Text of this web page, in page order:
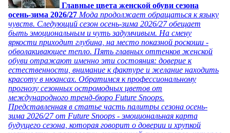
Главные цвета женской обуви сезона
осень-зима 2026/27 Мода продолжает обращаться к языку
чувств. Следующий сезон осень-зима 2026/27 обещает
быть эмоциональным и чуть задумчивым. На смену
яркости приходит глубина, на место показной роскоши -
обволакивающее тепло. Пять главных оттенков женской
обуви отражают именно эти состояния: доверие к
естественности, внимание к фактуре и желание находить
красоту в нюансах. Обратимся к профессиональному
прогнозу сезонных остромодных цветов от
международного тренд-бюро Future Snoops.
Представленная в статье часть палитры сезона осень-
зима 2026/27 от Future Snoops - эмоциональная карта
будущего сезона, которая говорит о доверии и хрупкой